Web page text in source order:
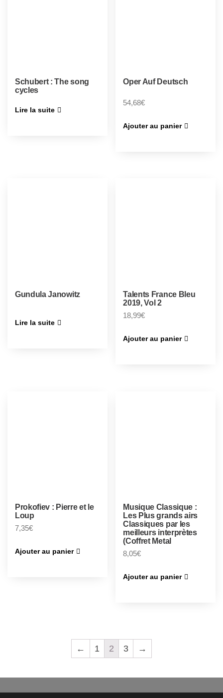
Schubert : The song
cycles
Lire la suite
Oper Auf Deutsch
54,68€
Ajouter au panier
Gundula Janowitz
Lire la suite
Talents France Bleu
2019, Vol 2
18,99€
Ajouter au panier
Prokofiev : Pierre et le
Loup
7,35€
Ajouter au panier
Musique Classique :
Les Plus grands airs
Classiques par les
meilleurs interprètes
(Coffret Metal
8,05€
Ajouter au panier
← 1 2 3 →